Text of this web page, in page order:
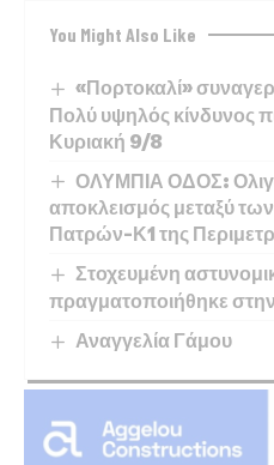
You Might Also Like
«Πορτοκαλί»
Πολύ υψηλός κίνδυνος
Κυριακή 9/8
ΟΛΥΜΠΙΑ ΟΔΟΣ:
αποκλεισμός μεταξύ
Πατρών-Κ1 της
Στοχευμένη
πραγματοποιήθηκε
Αναγγελία Γάμου